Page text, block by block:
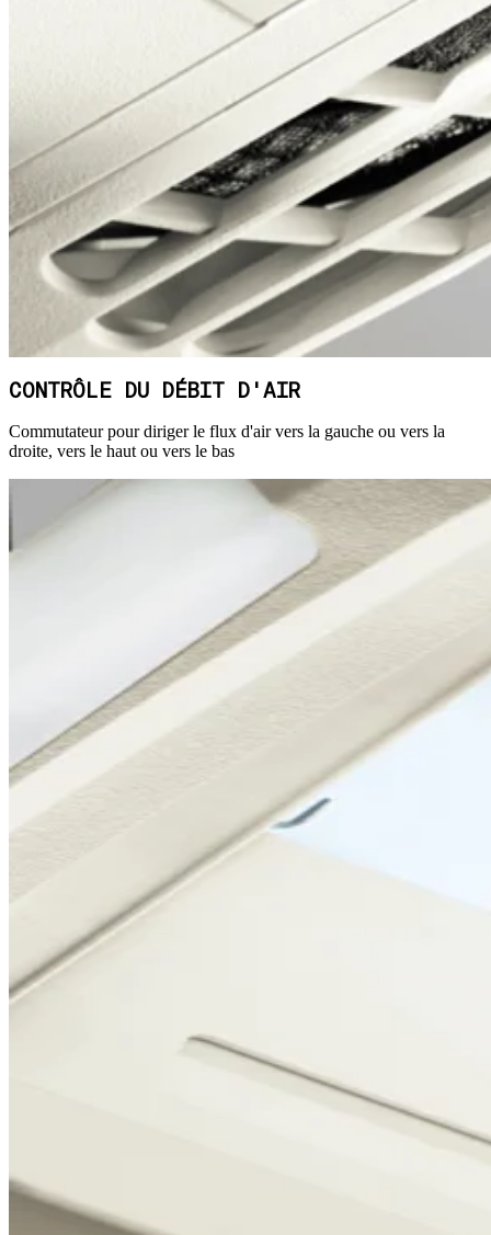
CONTRÔLE DU DÉBIT D'AIR
Commutateur pour diriger le flux d'air vers la gauche ou vers la
droite, vers le haut ou vers le bas